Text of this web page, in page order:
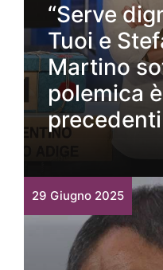
“Serve
Tuoi e
Martino
polemica
precedenti
29 Giugno 2025